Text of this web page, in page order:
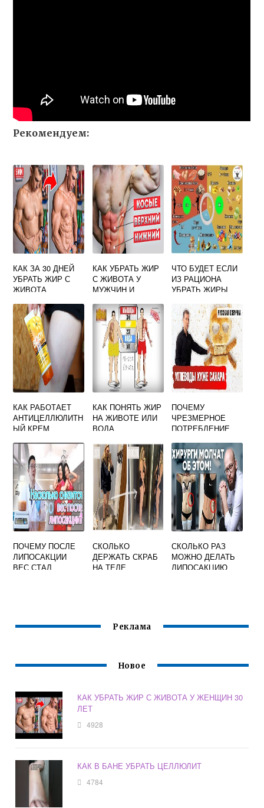
Рекомендуем:
КАК ЗА 30 ДНЕЙ
УБРАТЬ ЖИР С
ЖИВОТА
КАК УБРАТЬ ЖИР
С ЖИВОТА У
МУЖЧИН И
ЧТО БУДЕТ ЕСЛИ
ИЗ РАЦИОНА
УБРАТЬ ЖИРЫ
КАК РАБОТАЕТ
АНТИЦЕЛЛЮЛИТН
ЫЙ КРЕМ
КАК ПОНЯТЬ ЖИР
НА ЖИВОТЕ ИЛИ
ВОДА
ПОЧЕМУ
ЧРЕЗМЕРНОЕ
ПОТРЕБЛЕНИЕ
СПОСОБСТВУЕТ
ОТЛОЖЕНИЮ
ПОДКОЖНОГО
ЖИРА
ПОЧЕМУ ПОСЛЕ
ЛИПОСАКЦИИ
ВЕС СТАЛ
СКОЛЬКО
ДЕРЖАТЬ СКРАБ
НА ТЕЛЕ
СКОЛЬКО РАЗ
МОЖНО ДЕЛАТЬ
ЛИПОСАКЦИЮ
Реклама
Новое
КАК УБРАТЬ ЖИР С ЖИВОТА У ЖЕНЩИН 30
ЛЕТ
4928
КАК В БАНЕ УБРАТЬ ЦЕЛЛЮЛИТ
4784